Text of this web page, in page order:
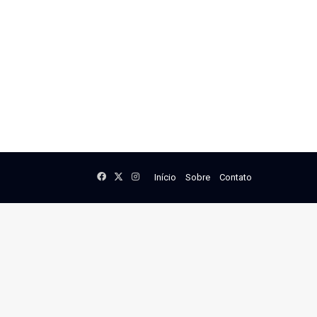
Início Sobre Contato
Facebook
X Instagram